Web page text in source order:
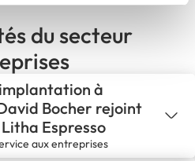
du secteur
à
Bocher rejoint
Espresso
aux entreprises